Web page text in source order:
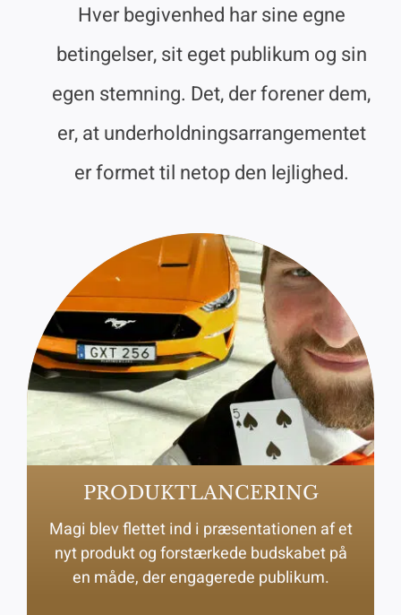
Hver begivenhed har sine egne
betingelser, sit eget publikum og sin
egen stemning. Det, der forener dem,
er, at underholdningsarrangementet
er formet til netop den lejlighed.
PRODUKTLANCERING
Magi blev flettet ind i præsentationen af et
nyt produkt og forstærkede budskabet på
en måde, der engagerede publikum.